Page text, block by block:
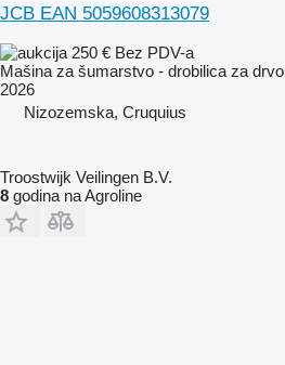
JCB EAN 5059608313079
250 € Bez PDV-a
Mašina za šumarstvo - drobilica za drvo
2026
Nizozemska, Cruquius
Troostwijk Veilingen B.V.
8 godina na Agroline